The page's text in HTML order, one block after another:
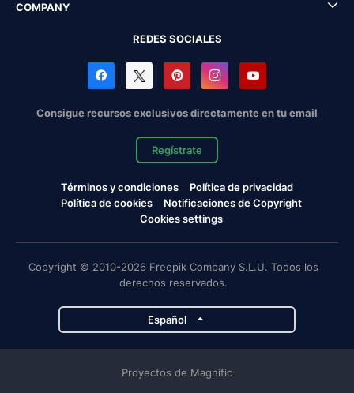
COMPANY
REDES SOCIALES
Consigue recursos exclusivos directamente en tu email
Regístrate
Términos y condiciones
Política de privacidad
Política de cookies
Notificaciones de Copyright
Cookies settings
Copyright © 2010-2026 Freepik Company S.L.U. Todos los
derechos reservados.
Español
Proyectos de Magnific